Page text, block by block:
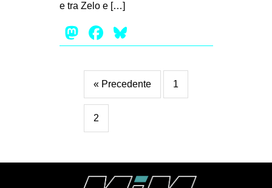
MOVIMENTI
AMBIENTE
DIRITTO ALL’ABITARE
STUDENTI
e tra Zelo e […]
Mastodon
Facebook
« Precedente 1
2